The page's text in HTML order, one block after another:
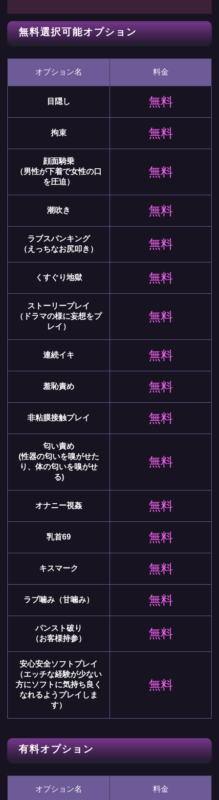
無料選択可能オプション
オプション名 料金
目隠し 無料
拘束 無料
顔面騎乗
（男性が下着で女性の口
を圧迫）
無料
潮吹き 無料
ラブスパンキング
（えっちなお尻叩き）
無料
くすぐり地獄 無料
ストーリープレイ
（ドラマの様に妄想をプ
レイ）
無料
連続イキ 無料
羞恥責め 無料
非粘膜接触プレイ 無料
匂い責め
(性器の匂いを嗅がせた
り、体の匂いを嗅がせ
る)
無料
オナニー視姦 無料
乳首69 無料
キスマーク 無料
ラブ噛み（甘噛み） 無料
パンスト破り
（お客様持参）
無料
安心安全ソフトプレイ
（エッチな経験が少ない
方にソフトに気持ち良く
なれるようプレイしま
す）
無料
有料オプション
オプション名 料金